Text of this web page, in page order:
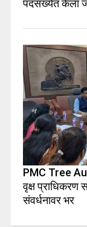
पदसंख्येत केला
PMC Tree
वृक्ष प्राधिकरण
संवर्धनावर भर